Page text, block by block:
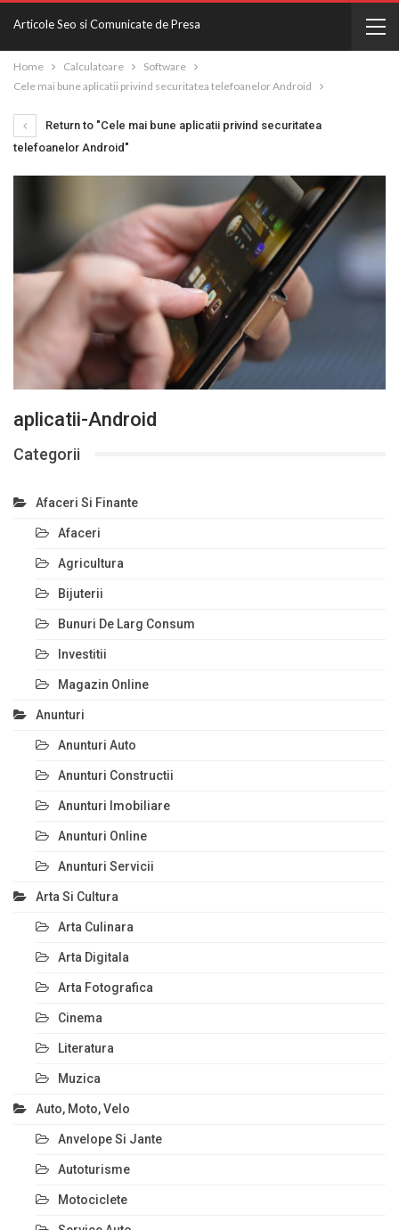
Articole Seo si Comunicate de Presa
Home Calculatoare
Software
Cele mai bune aplicatii privind securitatea telefoanelor Android
Return to "Cele mai bune aplicatii privind securitatea
telefoanelor Android"
aplicatii-Android
Categorii
Afaceri Si Finante
Afaceri
Agricultura
Bijuterii
Bunuri De Larg Consum
Investitii
Magazin Online
Anunturi
Anunturi Auto
Anunturi Constructii
Anunturi Imobiliare
Anunturi Online
Anunturi Servicii
Arta Si Cultura
Arta Culinara
Arta Digitala
Arta Fotografica
Cinema
Literatura
Muzica
Auto, Moto, Velo
Anvelope Si Jante
Autoturisme
Motociclete